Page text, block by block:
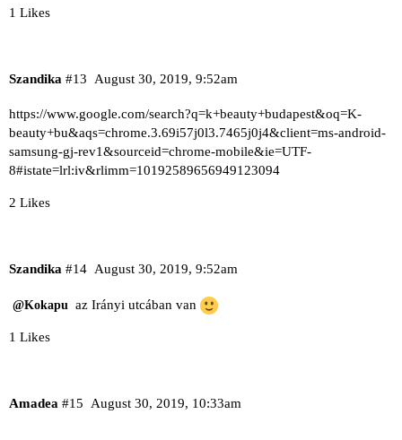
1 Likes
Szandika August 30, 2019, 9:52am
#13
https://www.google.com/search?q=k+beauty+budapest&oq=K-
beauty+bu&aqs=chrome.3.69i57j0l3.7465j0j4&client=ms-android-
samsung-gj-rev1&sourceid=chrome-mobile&ie=UTF-
8#istate=lrl:iv&rlimm=10192589656949123094
2 Likes
Szandika August 30, 2019, 9:52am
#14
@Kokapu az Irányi utcában van
1 Likes
Amadea August 30, 2019, 10:33am
#15